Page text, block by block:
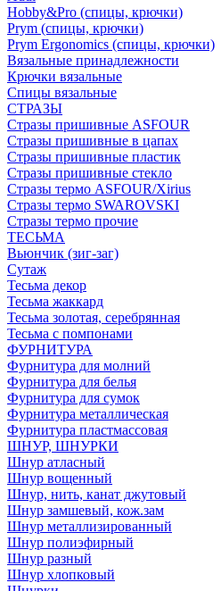
Hobby&Pro (спицы, крючки)
Prym (спицы, крючки)
Prym Ergonomics (спицы, крючки)
Вязальные принадлежности
Крючки вязальные
Спицы вязальные
СТРАЗЫ
Стразы пришивные ASFOUR
Стразы пришивные в цапах
Стразы пришивные пластик
Стразы пришивные стекло
Стразы термо ASFOUR/Xirius
Стразы термо SWAROVSKI
Стразы термо прочие
ТЕСЬМА
Вьюнчик (зиг-заг)
Сутаж
Тесьма декор
Тесьма жаккард
Тесьма золотая, серебрянная
Тесьма с помпонами
ФУРНИТУРА
Фурнитура для молний
Фурнитура для белья
Фурнитура для сумок
Фурнитура металлическая
Фурнитура пластмассовая
ШНУР, ШНУРКИ
Шнур атласный
Шнур вощенный
Шнур, нить, канат джутовый
Шнур замшевый, кож.зам
Шнур металлизированный
Шнур полиэфирный
Шнур разный
Шнур хлопковый